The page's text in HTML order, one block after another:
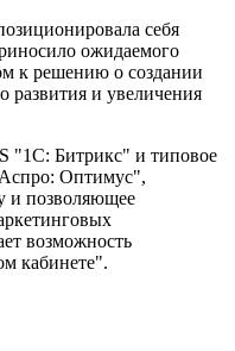
себя
ожидаемого
к решению о создании
развития и увеличения
"1С: Битрикс" и типовое
Оптимус",
и позволяющее
возможность
кабинете".